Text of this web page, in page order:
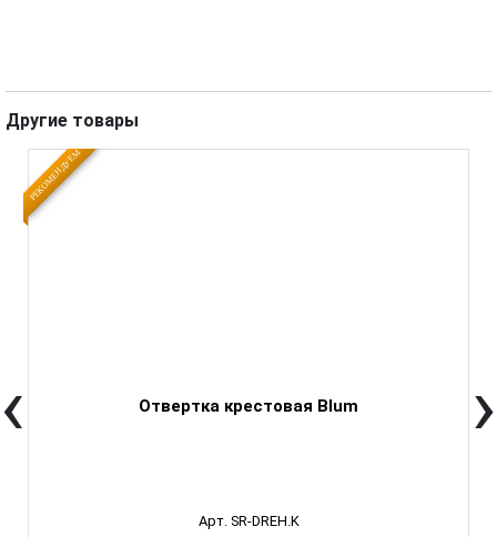
Другие товары
РЕКОМЕНДУЕМ
Отвертка крестовая Blum
Арт. SR-DREH.K
‹ ›